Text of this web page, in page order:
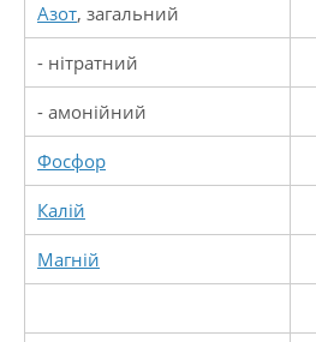
Азот, загальний
- нітратний
- амонійний
Фосфор
Калiй
Магнiй